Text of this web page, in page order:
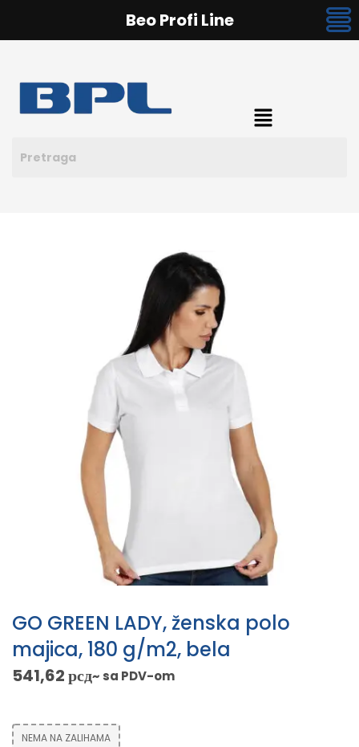
GO GREEN LADY, ženska polo
majica, 180 g/m2, bela
541,62рсд~ sa PDV-om
NEMA NA ZALIHAMA
Beo Profi Line